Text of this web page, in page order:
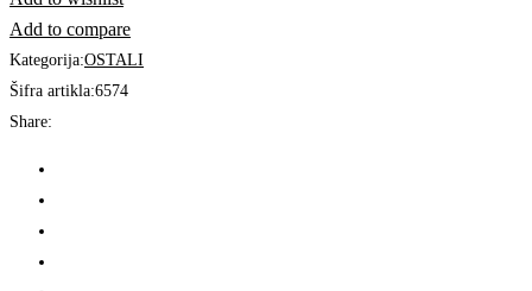
AL
100mm
quantity
Add to compare
Kategorija:OSTALI
Šifra artikla:6574
Share: